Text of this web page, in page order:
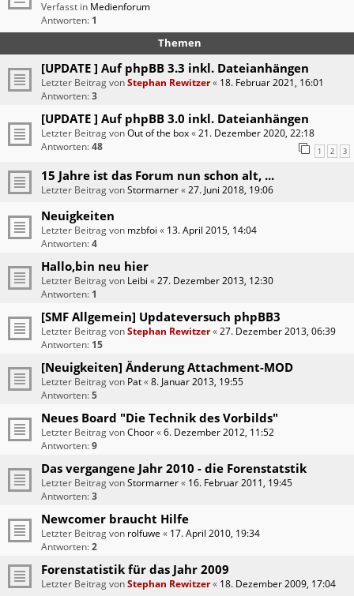
Verfasst in Medienforum
Antworten: 1
Themen
[UPDATE ] Auf phpBB 3.3 inkl. Dateianhängen
Letzter Beitrag vonStephan Rewitzer« 18. Februar 2021, 16:01
Antworten:3
[UPDATE ] Auf phpBB 3.0 inkl. Dateianhängen
Letzter Beitrag vonOut of the box«21. Dezember 2020, 22:18
Antworten:48 1 2 3
15 Jahre ist das Forum nun schon alt, ...
Letzter Beitrag vonStormarner«27. Juni 2018, 19:06
Neuigkeiten
Letzter Beitrag von mzbfoi « 13. April 2015, 14:04
Antworten:4
Hallo,bin neu hier
Letzter Beitrag von Leibi «27. Dezember 2013, 12:30
Antworten: 1
[SMF Allgemein] Updateversuch phpBB3
Letzter Beitrag vonStephan Rewitzer«27. Dezember 2013, 06:39
Antworten: 15
[Neuigkeiten] Änderung Attachment-MOD
Letzter Beitrag von Pat«8. Januar 2013, 19:55
Antworten:5
Neues Board "Die Technik des Vorbilds"
Letzter Beitrag vonChoor«6. Dezember 2012, 11:52
Antworten:9
Das vergangene Jahr 2010 - die Forenstatstik
Letzter Beitrag vonStormarner« 16. Februar 2011, 19:45
Antworten:3
Newcomer braucht Hilfe
Letzter Beitrag von rolfuwe « 17. April 2010, 19:34
Antworten:2
Forenstatistik für das Jahr 2009
Letzter Beitrag vonStephan Rewitzer« 18. Dezember 2009, 17:04